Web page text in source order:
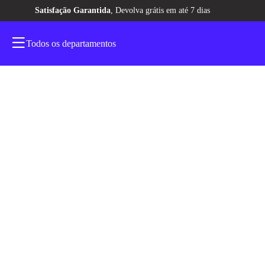
Todos os departamentos